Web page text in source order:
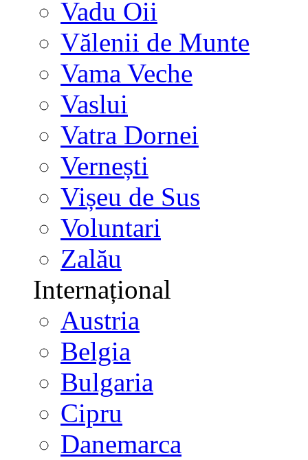
Vadu Oii
Vălenii de Munte
Vama Veche
Vaslui
Vatra Dornei
Vernești
Vișeu de Sus
Voluntari
Zalău
Internațional
Austria
Belgia
Bulgaria
Cipru
Danemarca